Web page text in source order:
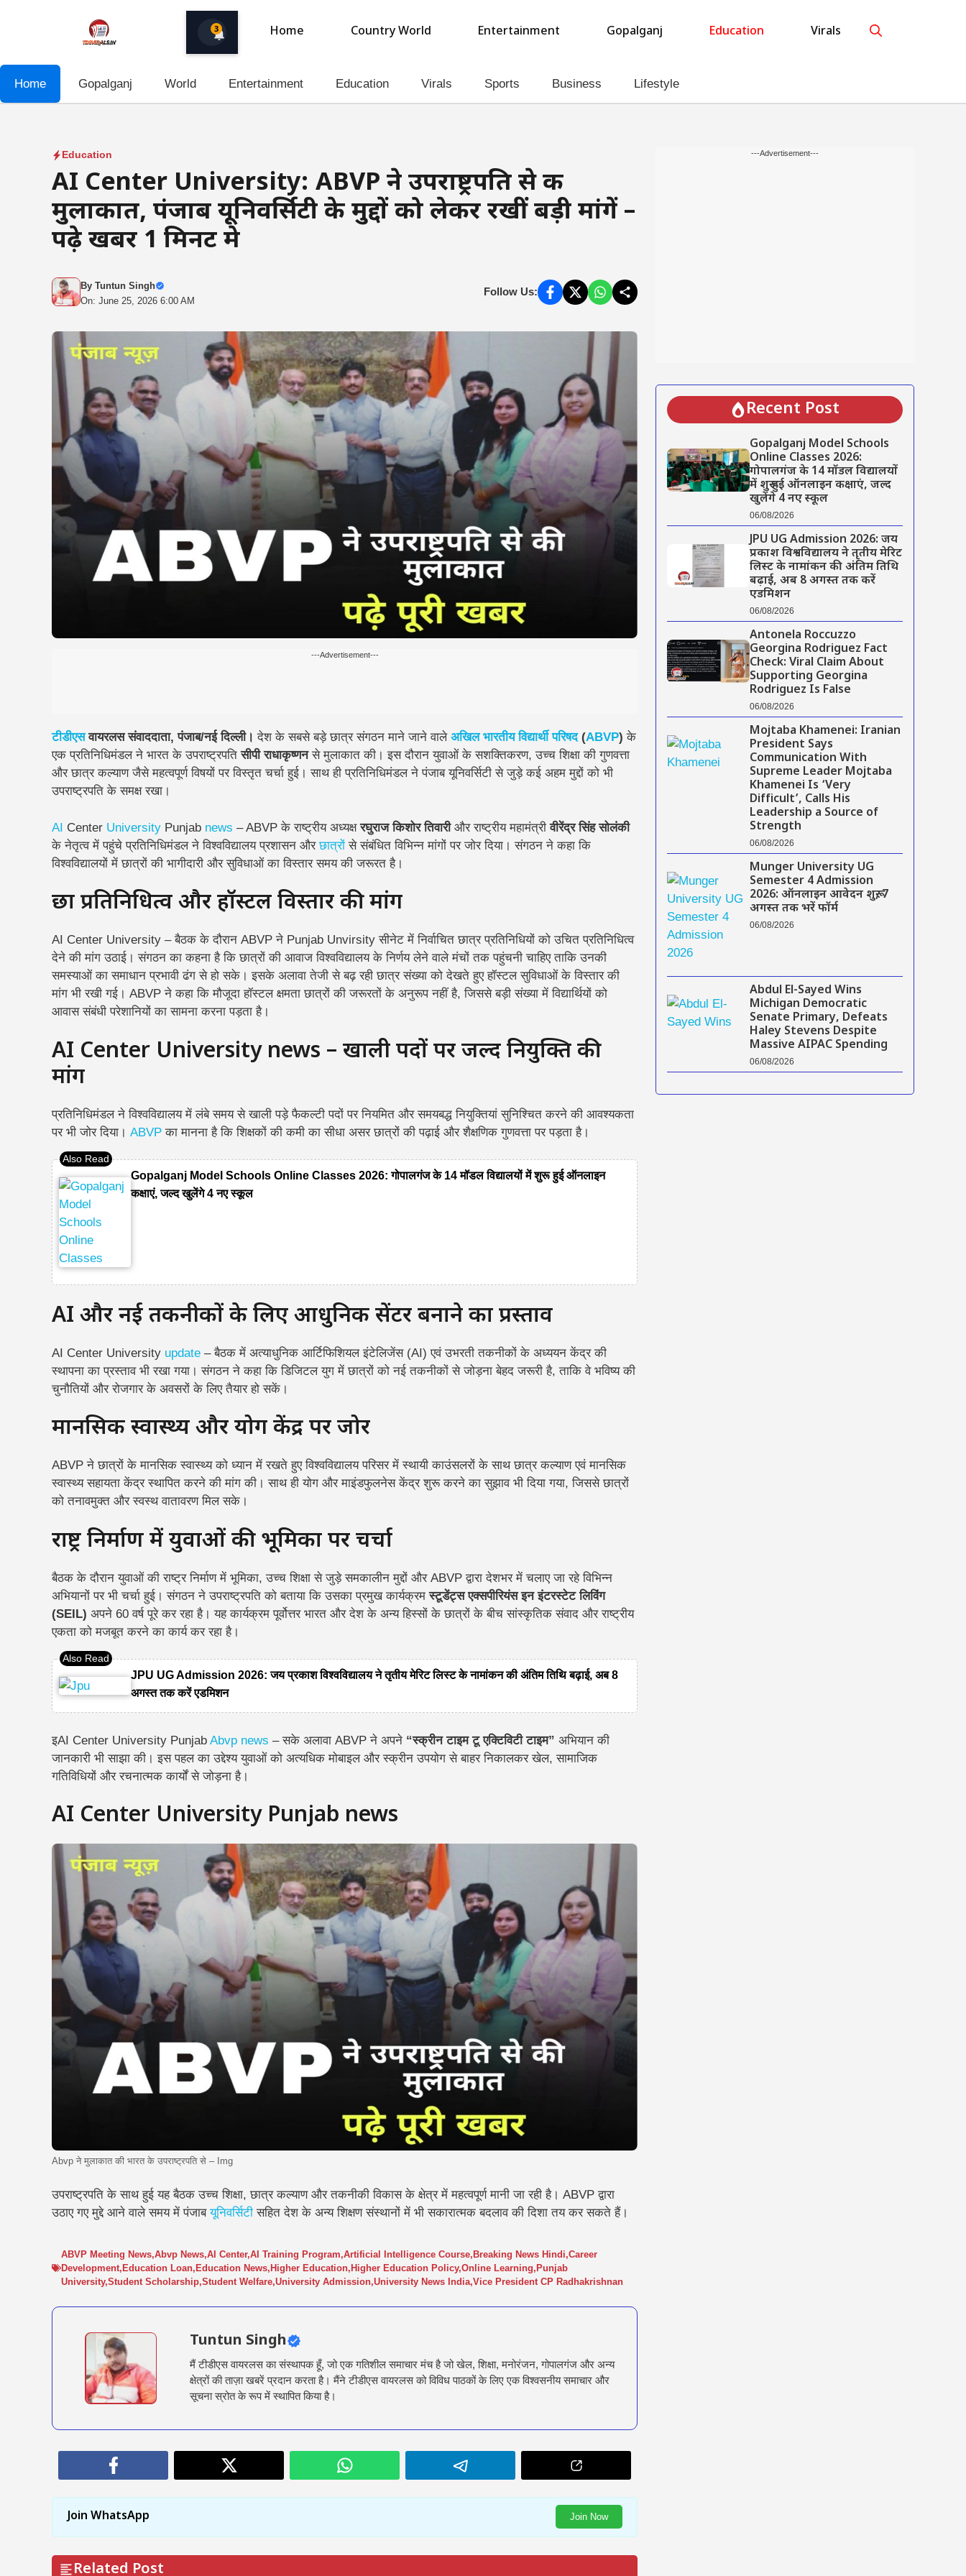
3 Home Country World Entertainment Gopalganj Education Virals
Home Gopalganj World Entertainment Education Virals Sports Business Lifestyle
Education
AI Center University: ABVP ने उपराष्ट्रपति से की
मुलाकात, पंजाब यूनिवर्सिटी के मुद्दों को लेकर रखीं बड़ी मांगें –
पढ़े खबर 1 मिनट मे
By Tuntun Singh
On: June 25, 2026 6:00 AM
Follow Us:
---Advertisement---
टीडीएसवायरलस संवाददाता, पंजाब/नई दिल्ली। देश के सबसे बड़े छात्र संगठन माने जाने वाले अखिल भारतीय विद्यार्थी परिषद(ABVP) के
एक प्रतिनिधिमंडल ने भारत के उपराष्ट्रपतिसीपी राधाकृष्णनसे मुलाकात की। इस दौरान युवाओं के सशक्तिकरण, उच्च शिक्षा की गुणवत्ता
और छात्र कल्याण जैसे महत्वपूर्ण विषयों पर विस्तृत चर्चा हुई। साथ ही प्रतिनिधिमंडल ने पंजाब यूनिवर्सिटी से जुड़े कई अहम मुद्दों को भी
उपराष्ट्रपति के समक्ष रखा।
AI Center University Punjab news – ABVP के राष्ट्रीय अध्यक्षरघुराज किशोर तिवारीऔर राष्ट्रीय महामंत्रीवीरेंद्र सिंह सोलंकी
के नेतृत्व में पहुंचे प्रतिनिधिमंडल ने विश्वविद्यालय प्रशासन औरछात्रों से संबंधित विभिन्न मांगों पर जोर दिया। संगठन ने कहा कि
विश्वविद्यालयों में छात्रों की भागीदारी और सुविधाओं का विस्तार समय की जरूरत है।
छात्र प्रतिनिधित्व और हॉस्टल विस्तार की मांग
AI Center University – बैठक के दौरान ABVP ने Punjab Unvirsity सीनेट में निर्वाचित छात्र प्रतिनिधियों को उचित प्रतिनिधित्व
देने की मांग उठाई। संगठन का कहना है कि छात्रों की आवाज विश्वविद्यालय के निर्णय लेने वाले मंचों तक पहुंचनी चाहिए ताकि उनकी
समस्याओं का समाधान प्रभावी ढंग से हो सके।इसके अलावा तेजी से बढ़ रही छात्र संख्या को देखते हुए हॉस्टल सुविधाओं के विस्तार की
मांग भी रखी गई। ABVP ने कहा कि मौजूदा हॉस्टल क्षमता छात्रों की जरूरतों के अनुरूप नहीं है, जिससे बड़ी संख्या में विद्यार्थियों को
आवास संबंधी परेशानियों का सामना करना पड़ता है।
AI Center University news – खाली पदों पर जल्द नियुक्ति की
मांग
प्रतिनिधिमंडल ने विश्वविद्यालय में लंबे समय से खाली पड़े फैकल्टी पदों पर नियमित और समयबद्ध नियुक्तियां सुनिश्चित करने की आवश्यकता
पर भी जोर दिया। ABVP का मानना है कि शिक्षकों की कमी का सीधा असर छात्रों की पढ़ाई और शैक्षणिक गुणवत्ता पर पड़ता है।
Gopalganj Model Schools Online Classes 2026: गोपालगंज के 14 मॉडल विद्यालयों में शुरू हुई ऑनलाइन
कक्षाएं, जल्द खुलेंगे 4 नए स्कूल
AI और नई तकनीकों के लिए आधुनिक सेंटर बनाने का प्रस्ताव
AI Center University update – बैठक में अत्याधुनिक आर्टिफिशियल इंटेलिजेंस (AI) एवं उभरती तकनीकों के अध्ययन केंद्र की
स्थापना का प्रस्ताव भी रखा गया। संगठन ने कहा कि डिजिटल युग में छात्रों को नई तकनीकों से जोड़ना बेहद जरूरी है, ताकि वे भविष्य की
चुनौतियों और रोजगार के अवसरों के लिए तैयार हो सकें।
मानसिक स्वास्थ्य और योग केंद्र पर जोर
ABVP ने छात्रों के मानसिक स्वास्थ्य को ध्यान में रखते हुए विश्वविद्यालय परिसर में स्थायी काउंसलरों के साथ छात्र कल्याण एवं मानसिक
स्वास्थ्य सहायता केंद्र स्थापित करने की मांग की। साथ ही योग और माइंडफुलनेस केंद्र शुरू करने का सुझाव भी दिया गया, जिससे छात्रों
को तनावमुक्त और स्वस्थ वातावरण मिल सके।
राष्ट्र निर्माण में युवाओं की भूमिका पर चर्चा
बैठक के दौरान युवाओं की राष्ट्र निर्माण में भूमिका, उच्च शिक्षा से जुड़े समकालीन मुद्दों और ABVP द्वारा देशभर में चलाए जा रहे विभिन्न
अभियानों पर भी चर्चा हुई। संगठन ने उपराष्ट्रपति को बताया कि उसका प्रमुख कार्यक्रमस्टूडेंट्स एक्सपीरियंस इन इंटरस्टेट लिविंग
(SEIL) अपने 60 वर्ष पूरे कर रहा है। यह कार्यक्रम पूर्वोत्तर भारत और देश के अन्य हिस्सों के छात्रों के बीच सांस्कृतिक संवाद और राष्ट्रीय
एकता को मजबूत करने का कार्य कर रहा है।
JPU UG Admission 2026: जय प्रकाश विश्वविद्यालय ने तृतीय मेरिट लिस्ट के नामांकन की अंतिम तिथि बढ़ाई, अब 8
अगस्त तक करें एडमिशन
इAI Center University Punjab Abvp news – सके अलावा ABVP ने अपने “स्क्रीन टाइम टू एक्टिविटी टाइम” अभियान की
जानकारी भी साझा की। इस पहल का उद्देश्य युवाओं को अत्यधिक मोबाइल और स्क्रीन उपयोग से बाहर निकालकर खेल, सामाजिक
गतिविधियों और रचनात्मक कार्यों से जोड़ना है।
AI Center University Punjab news
Abvp ने मुलाकात की भारत के उपराष्ट्रपति से – Img
उपराष्ट्रपति के साथ हुई यह बैठक उच्च शिक्षा, छात्र कल्याण और तकनीकी विकास के क्षेत्र में महत्वपूर्ण मानी जा रही है। ABVP द्वारा
उठाए गए मुद्दे आने वाले समय में पंजाबयूनिवर्सिटी सहित देश के अन्य शिक्षण संस्थानों में भी सकारात्मक बदलाव की दिशा तय कर सकते हैं।
ABVP Meeting News,Abvp News,AI Center,AI Training Program,Artificial Intelligence Course,Breaking News Hindi,Career
Development,Education Loan,Education News,Higher Education,Higher Education Policy,Online Learning,Punjab
University,Student Scholarship,Student Welfare,University Admission,University News India,Vice President CP Radhakrishnan
Tuntun Singh
मैं टीडीएस वायरलस का संस्थापक हूँ, जो एक गतिशील समाचार मंच है जो खेल, शिक्षा, मनोरंजन, गोपालगंज और अन्य
क्षेत्रों की ताज़ा खबरें प्रदान करता है। मैंने टीडीएस वायरलस को विविध पाठकों के लिए एक विश्वसनीय समाचार और
सूचना स्रोत के रूप में स्थापित किया है।
Join WhatsApp Join Now
Related Post
---Advertisement---
Recent Post
Gopalganj Model Schools
Online Classes 2026:
गोपालगंज के 14 मॉडल विद्यालयों
में शुरू हुई ऑनलाइन कक्षाएं, जल्द
खुलेंगे 4 नए स्कूल
06/08/2026
JPU UG Admission 2026: जय
प्रकाश विश्वविद्यालय ने तृतीय मेरिट
लिस्ट के नामांकन की अंतिम तिथि
बढ़ाई, अब 8 अगस्त तक करें
एडमिशन
06/08/2026
Antonela Roccuzzo
Georgina Rodriguez Fact
Check: Viral Claim About
Supporting Georgina
Rodriguez Is False
06/08/2026
Mojtaba Khamenei: Iranian
President Says
Communication With
Supreme Leader Mojtaba
Khamenei Is ‘Very
Difficult’, Calls His
Leadership a Source of
Strength
06/08/2026
Munger University UG
Semester 4 Admission
2026: ऑनलाइन आवेदन शुरू, 7
अगस्त तक भरें फॉर्म
06/08/2026
Abdul El-Sayed Wins
Michigan Democratic
Senate Primary, Defeats
Haley Stevens Despite
Massive AIPAC Spending
06/08/2026